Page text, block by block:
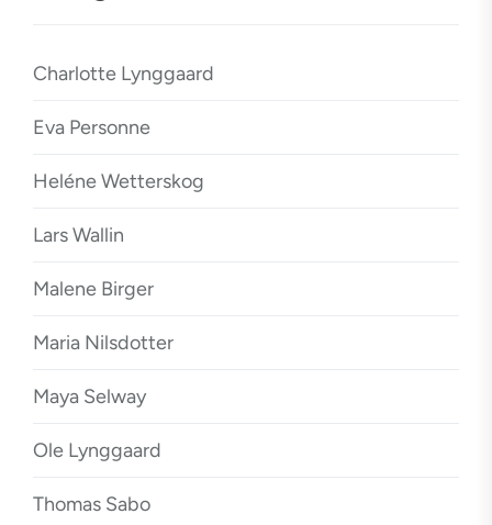
Charlotte Lynggaard
Eva Personne
Heléne Wetterskog
Lars Wallin
Malene Birger
Maria Nilsdotter
Maya Selway
Ole Lynggaard
Thomas Sabo